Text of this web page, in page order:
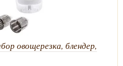
овощерезка, блендер,